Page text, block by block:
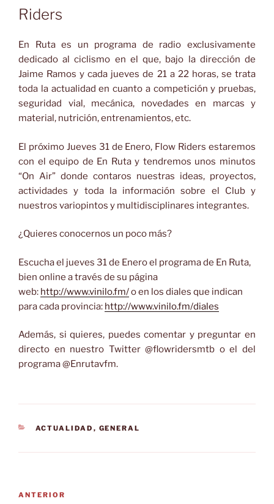
Riders
En Ruta es un programa de radio exclusivamente
dedicado al ciclismo en el que, bajo la dirección de
Jaime Ramos y cada jueves de 21 a 22 horas, se trata
toda la actualidad en cuanto a competición y pruebas,
seguridad vial, mecánica, novedades en marcas y
material, nutrición, entrenamientos, etc.
El próximo Jueves 31 de Enero, Flow Riders estaremos
con el equipo de En Ruta y tendremos unos minutos
“On Air” donde contaros nuestras ideas, proyectos,
actividades y toda la información sobre el Club y
nuestros variopintos y multidisciplinares integrantes.
¿Quieres conocernos un poco más?
Escucha el jueves 31 de Enero el programa de En Ruta,
bien online a través de su página
web: http://www.vinilo.fm/o en los diales que indican
para cada provincia: http://www.vinilo.fm/diales
Además, si quieres, puedes comentar y preguntar en
directo en nuestro Twitter @flowridersmtb o el del
programa @Enrutavfm.
CATEGORÍAS
ACTUALIDAD , GENERAL
Entrada
ANTERIOR